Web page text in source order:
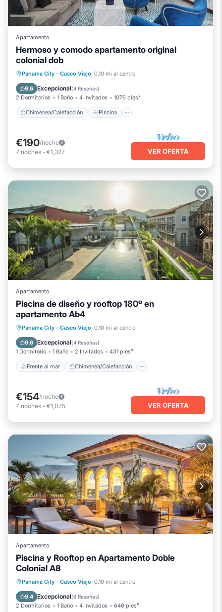
Apartamento
Hermoso y comodo apartamento original
colonial dob
Panama City · Casco Viejo 0.10 mi al centro
9.6 Excepcional(4 Reseñas)
2 Dormitorios 1 Baño 4 Invitados 1076 pies²
Chimenea/Calefacción Piscina
Chimenea/Calefacción
Piscina
Balcón/Terraza
€190/noche
7 noches - €1,327 VER OFERTA
Apartamento
Piscina de diseño y rooftop 180º en
apartamento Ab4
Panama City · Casco Viejo 0.10 mi al centro
9.6 Excepcional(4 Reseñas)
1 Dormitorio 1 Baño 2 Invitados 431 pies²
Frente al mar Chimenea/Calefacción
Frente al mar
Chimenea/Calefacción
Piscina
Vista al mar
€154/noche
7 noches - €1,075 VER OFERTA
Apartamento
Piscina y Rooftop en Apartamento Doble
Colonial A8
Panama City · Casco Viejo 0.10 mi al centro
9.4 Excepcional(6 Reseñas)
2 Dormitorios 1 Baño 4 Invitados 646 pies²
Chimenea/Calefacción
Piscina
Balcón/Terraza